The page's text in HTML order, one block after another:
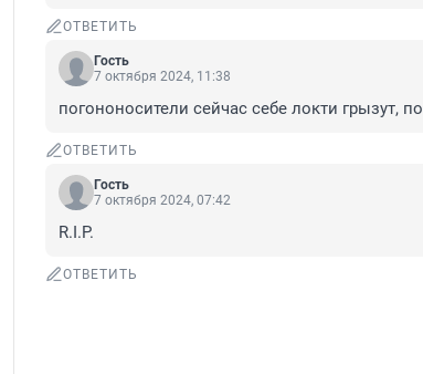
ОТВЕТИТЬ
Гость
7 октября 2024, 11:38
погононосители сейчас себе локти грызут,
ОТВЕТИТЬ
Гость
7 октября 2024, 07:42
R.I.P.
ОТВЕТИТЬ